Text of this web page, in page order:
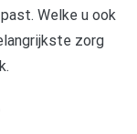
Welke u ook
zorg